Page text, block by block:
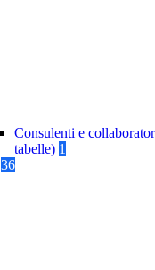
Consulenti e
tabelle) 1
36